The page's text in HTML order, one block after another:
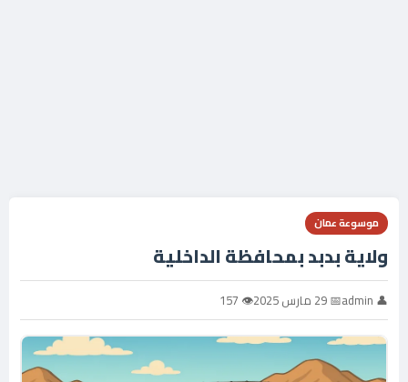
موسوعة عمان
ولاية بدبد بمحافظة الداخلية
👤 admin 📅 29 مارس 2025 👁 157